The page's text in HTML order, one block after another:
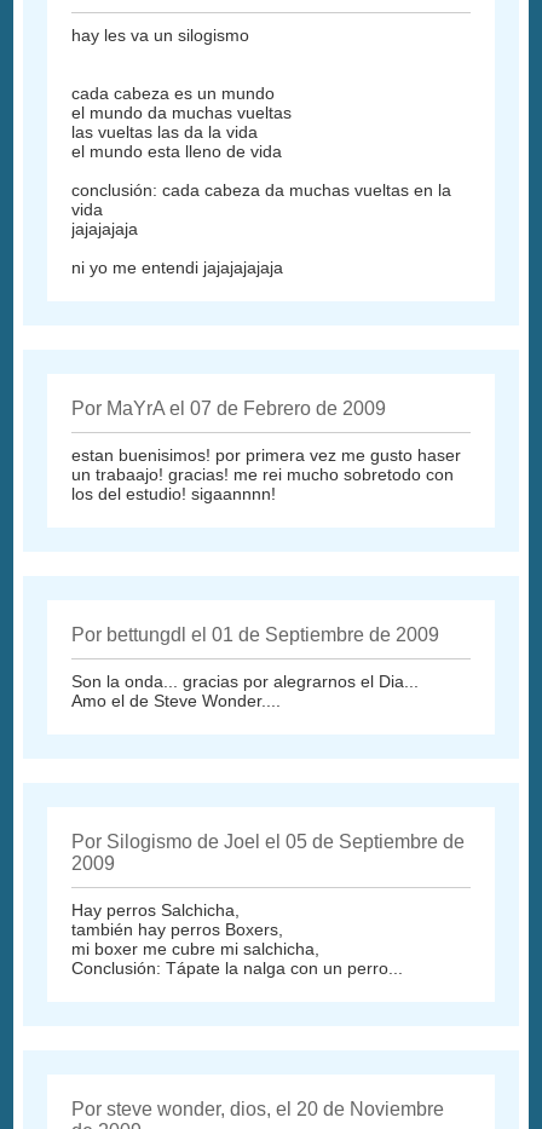
hay les va un silogismo
cada cabeza es un mundo
el mundo da muchas vueltas
las vueltas las da la vida
el mundo esta lleno de vida
conclusión: cada cabeza da muchas vueltas en la
vida
jajajajaja
ni yo me entendi jajajajajaja
Por MaYrA el 07 de Febrero de 2009
estan buenisimos! por primera vez me gusto haser
un trabaajo! gracias! me rei mucho sobretodo con
los del estudio! sigaannnn!
Por bettungdl el 01 de Septiembre de 2009
Son la onda... gracias por alegrarnos el Dia...
Amo el de Steve Wonder....
Por Silogismo de Joel el 05 de Septiembre de
2009
Hay perros Salchicha,
también hay perros Boxers,
mi boxer me cubre mi salchicha,
Conclusión: Tápate la nalga con un perro...
Por steve wonder, dios, el 20 de Noviembre